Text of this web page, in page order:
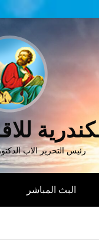
رئيس التحرير الاب
البث المباشر